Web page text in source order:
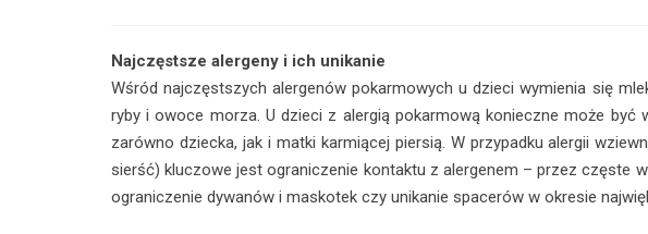
Najczęstsze alergeny i ich unikanie
Wśród najczęstszych alergenów pokarmowych u dzieci wymienia się
ryby i owoce morza. U dzieci z alergią pokarmową konieczne może być
zarówno dziecka, jak i matki karmiącej piersią. W przypadku alergii
sierść) kluczowe jest ograniczenie kontaktu z alergenem – przez częste
ograniczenie dywanów i maskotek czy unikanie spacerów w okresie